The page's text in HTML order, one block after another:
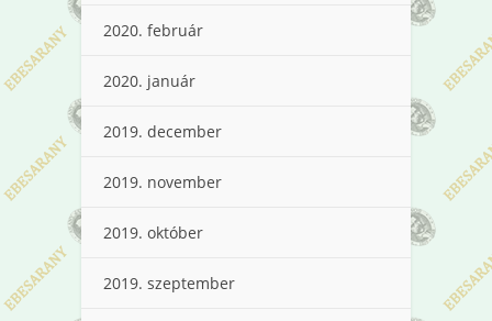
2020. február
2020. január
2019. december
2019. november
2019. október
2019. szeptember